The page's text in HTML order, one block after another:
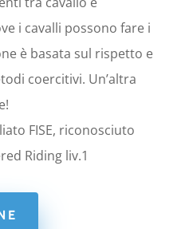
i cavalli possono fare i
è basata sul rispetto e
coercitivi. Un’altra
FISE, riconosciuto
Riding liv.1